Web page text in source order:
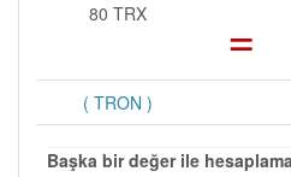
80 TRX
=
( TRON )
Başka bir değer ile